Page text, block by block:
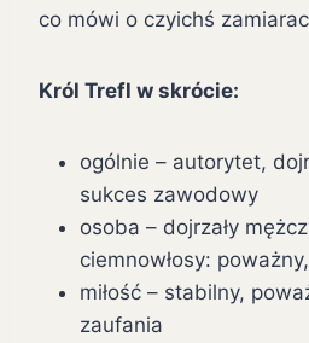
co mówi o czyichś
Król Trefl w skrócie:
ogólnie – autorytet,
sukces zawodowy
osoba – dojrzały
ciemnowłosy:
miłość – stabilny,
zaufania